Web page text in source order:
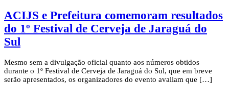
ACIJS e Prefeitura comemoram resultados
do 1º Festival de Cerveja de Jaraguá do
Sul
Mesmo sem a divulgação oficial quanto aos números obtidos
durante o 1º Festival de Cerveja de Jaraguá do Sul, que em breve
serão apresentados, os organizadores do evento avaliam que […]